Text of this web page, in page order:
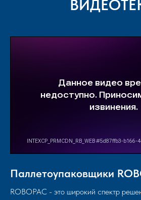
Паллетоупаковщики
ROBOPAC - это широкий спектр